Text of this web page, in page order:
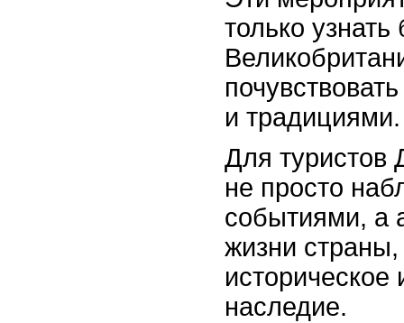
только
и традициями.
Для туристов
не просто
событиями, а
жизни
историческое
наследие.